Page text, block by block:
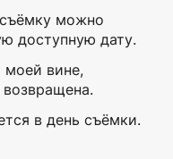
можно
доступную дату.
моей вине,
в день съёмки.